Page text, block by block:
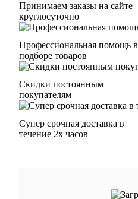
Принимаем заказы на сайте
круглосуточно
Профессиональная помощь в
подборе товаров
Скидки постоянным
покупателям
Супер срочная доставка в
течение 2х часов